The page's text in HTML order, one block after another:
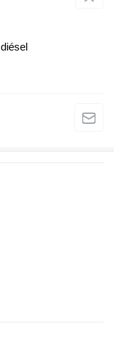
diésel